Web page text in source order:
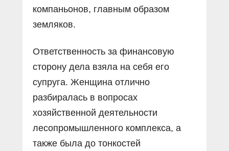
компаньонов, главным образом
земляков.
Ответственность за финансовую
сторону дела взяла на себя его
супруга. Женщина отлично
разбиралась в вопросах
хозяйственной деятельности
лесопромышленного комплекса, а
также была до тонкостей